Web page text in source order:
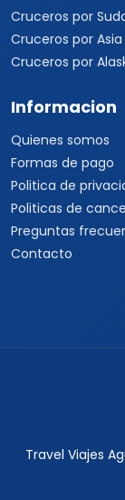
Cruceros por
Cruceros por Asia
Cruceros por
Informacion
Quienes somos
Formas de pago
Politica de
Politicas de
Preguntas
Contacto
Travel Viajes